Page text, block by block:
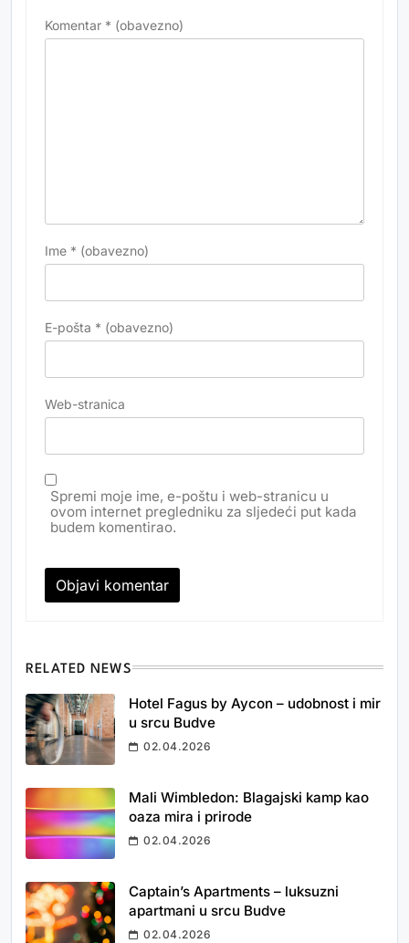
Komentar * (obavezno)
Ime * (obavezno)
E-pošta * (obavezno)
Web-stranica
Spremi moje ime, e-poštu i web-stranicu u
ovom internet pregledniku za sljedeći put kada
budem komentirao.
RELATED NEWS
Hotel Fagus by Aycon – udobnost i mir
u srcu Budve
02.04.2026
Mali Wimbledon: Blagajski kamp kao
oaza mira i prirode
02.04.2026
Captain’s Apartments – luksuzni
apartmani u srcu Budve
02.04.2026